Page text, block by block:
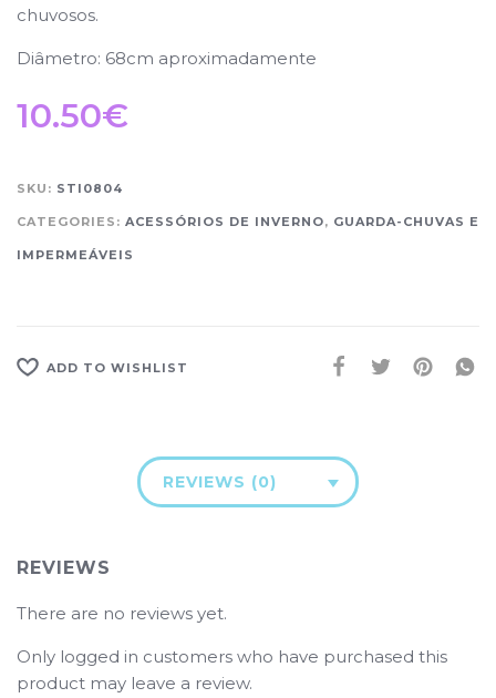
chuvosos.
Diâmetro: 68cm aproximadamente
10.50€
SKU: STI0804
CATEGORIES: ACESSÓRIOS DE INVERNO, GUARDA-CHUVAS E
IMPERMEÁVEIS
ADD TO WISHLIST
REVIEWS (0)
REVIEWS
There are no reviews yet.
Only logged in customers who have purchased this
product may leave a review.